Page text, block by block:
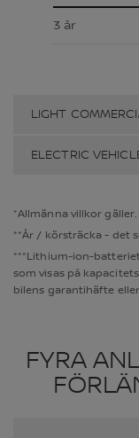
3 år
LIGHT
ELECTRIC
*Allmänna villkor
**År / körsträcka - det
***Lithium-ion-
som visas på
bilens garantihäfte
FYRA